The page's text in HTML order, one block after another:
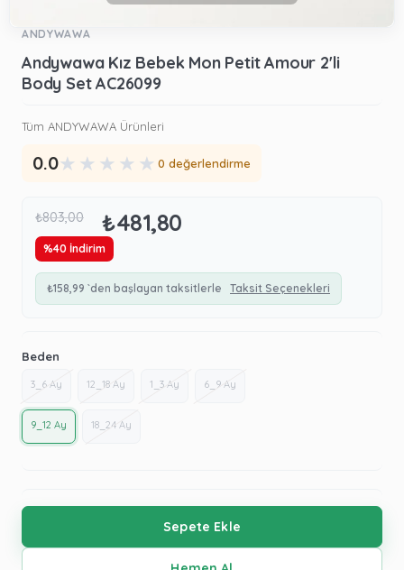
ANDYWAWA
Andywawa Kız Bebek Mon Petit Amour 2'li
Body Set AC26099
Tüm ANDYWAWA Ürünleri
0.0★ ★ ★ ★ ★ 0 değerlendirme
₺803,00 ₺481,80
%40 İndirim
₺158,99 `den başlayan taksitlerle Taksit Seçenekleri
Beden
3_6 Ay 12_18 Ay 1_3 Ay 6_9 Ay
9_12 Ay 18_24 Ay